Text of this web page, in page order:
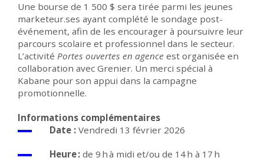
Une bourse de 1 500 $ sera tirée parmi les jeunes
marketeur.ses ayant complété le sondage post-
événement, afin de les encourager à poursuivre leur
parcours scolaire et professionnel dans le secteur.
L’activité Portes ouvertes en agence est organisée en
collaboration avec Grenier. Un merci spécial à
Kabane pour son appui dans la campagne
promotionnelle.
Informations complémentaires
Date : Vendredi 13 février 2026
Heure : de 9 h à midi et/ou de 14 h à 17 h